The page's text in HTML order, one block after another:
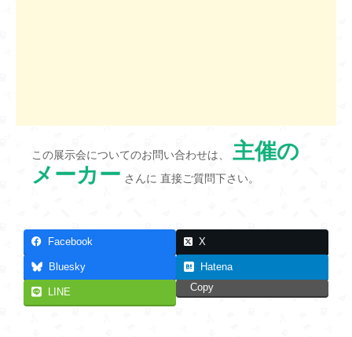
この展示会についてのお問い合わせは、 主催の
メーカー さんに 直接ご質問下さい。
Facebook X
Bluesky Hatena
LINE Copy